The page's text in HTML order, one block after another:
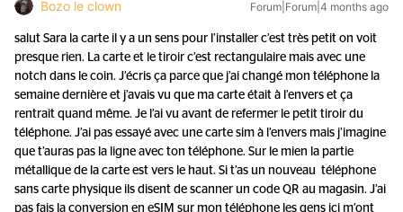
Bozo le clown Forum|Forum|4 months ago
salut Sara la carte il y a un sens pour l’installer c’est très petit on voit
presque rien. La carte et le tiroir c’est rectangulaire mais avec une
notch dans le coin. J’écris ça parce que j’ai changé mon téléphone la
semaine dernière et j’avais vu que ma carte était à l’envers et ça
rentrait quand même. Je l’ai vu avant de refermer le petit tiroir du
téléphone. J’ai pas essayé avec une carte sim à l’envers mais j’imagine
que t’auras pas la ligne avec ton téléphone. Sur le mien la partie
métallique de la carte est vers le haut. Si t’as un nouveau téléphone
sans carte physique ils disent de scanner un code QR au magasin. J’ai
pas fais la conversion en eSIM sur mon téléphone les gens ici m’ont